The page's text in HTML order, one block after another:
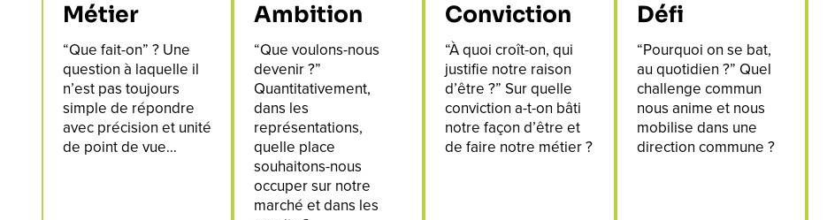
Métier
“Que fait-on” ? Une
question à laquelle il
n’est pas toujours
simple de répondre
avec précision et unité
de point de vue…
Ambition
“Que voulons-nous
devenir ?”
Quantitativement,
dans les
représentations,
quelle place
souhaitons-nous
occuper sur notre
marché et dans les
Conviction
“À quoi croît-on, qui
justifie notre raison
d’être ?” Sur quelle
conviction a-t-on bâti
notre façon d’être et
de faire notre métier ?
Défi
“Pourquoi on se bat,
au quotidien ?” Quel
challenge commun
nous anime et nous
mobilise dans une
direction commune ?